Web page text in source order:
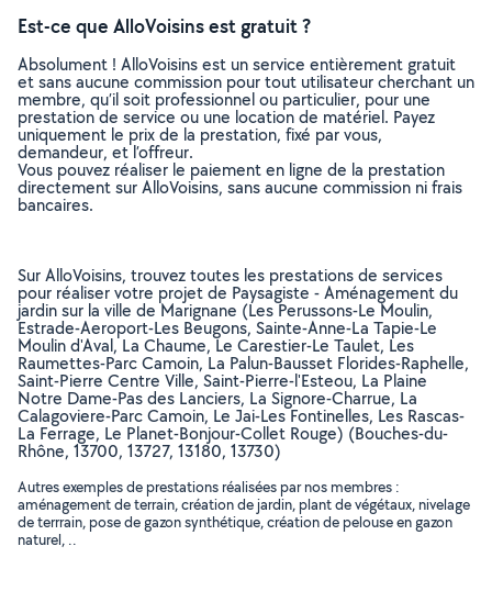
Est-ce que AlloVoisins est gratuit ?
Absolument ! AlloVoisins est un service entièrement gratuit
et sans aucune commission pour tout utilisateur cherchant un
membre, qu’il soit professionnel ou particulier, pour une
prestation de service ou une location de matériel. Payez
uniquement le prix de la prestation, fixé par vous,
demandeur, et l’offreur.
Vous pouvez réaliser le paiement en ligne de la prestation
directement sur AlloVoisins, sans aucune commission ni frais
bancaires.
Sur AlloVoisins, trouvez toutes les prestations de services
pour réaliser votre projet de Paysagiste - Aménagement du
jardin sur la ville de Marignane (Les Perussons-Le Moulin,
Estrade-Aeroport-Les Beugons, Sainte-Anne-La Tapie-Le
Moulin d'Aval, La Chaume, Le Carestier-Le Taulet, Les
Raumettes-Parc Camoin, La Palun-Bausset Florides-Raphelle,
Saint-Pierre Centre Ville, Saint-Pierre-l'Esteou, La Plaine
Notre Dame-Pas des Lanciers, La Signore-Charrue, La
Calagoviere-Parc Camoin, Le Jai-Les Fontinelles, Les Rascas-
La Ferrage, Le Planet-Bonjour-Collet Rouge) (Bouches-du-
Rhône, 13700, 13727, 13180, 13730)
Autres exemples de prestations réalisées par nos membres :
aménagement de terrain, création de jardin, plant de végétaux, nivelage
de terrrain, pose de gazon synthétique, création de pelouse en gazon
naturel, ..